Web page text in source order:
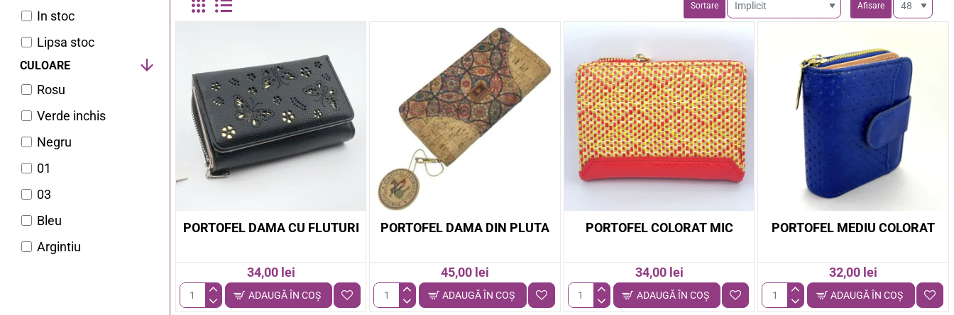
In stoc
Lipsa stoc
CULOARE
Rosu
Verde inchis
Negru
01
03
Bleu
Argintiu
Sortare Afisare
PORTOFEL DAMA CU FLUTURI
34,00 lei
Portofel
ADAUGĂ ÎN COŞ
PORTOFEL DAMA DIN PLUTA
45,00 lei
Portofel
ADAUGĂ ÎN COŞ
PORTOFEL COLORAT MIC
34,00 lei
Portofel
ADAUGĂ ÎN COŞ
PORTOFEL MEDIU COLORAT
32,00 lei
Portofel
ADAUGĂ ÎN COŞ